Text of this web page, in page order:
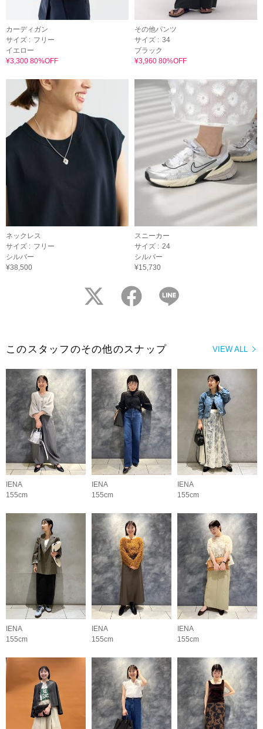
カーディガン
サイズ : フリー
イエロー
¥3,300 80%OFF
その他パンツ
サイズ : 34
ブラック
¥3,960 80%OFF
ネックレス
サイズ : フリー
シルバー
¥38,500
スニーカー
サイズ : 24
シルバー
¥15,730
twitter facebook
VIEW ALL
このスタッフのその他のスナップ
IENA
155cm
IENA
155cm
IENA
155cm
IENA
155cm
IENA
155cm
IENA
155cm